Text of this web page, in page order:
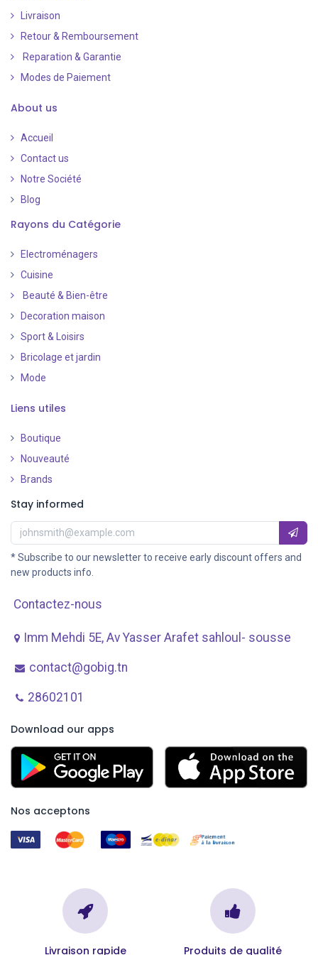
Livraison
Retour & Remboursement
Reparation & Garantie
Modes de Paiement
About us
Accueil
Contact us
Notre Société
Blog
Rayons du Catégorie
Electroménagers
Cuisine
Beauté & Bien-être
Decoration maison
Sport & Loisirs
Bricolage et jardin
Mode
Liens utiles
Boutique
Nouveauté
Brands
Stay informed
* Subscribe to our newsletter to receive early discount offers and
new products info.
Contactez-nous
Imm Mehdi 5E, Av ​Yasser Arafet sahloul- sousse
contact@gobig.tn
28602101
Download our apps
Nos acceptons
Livraison rapide Produits de qualité